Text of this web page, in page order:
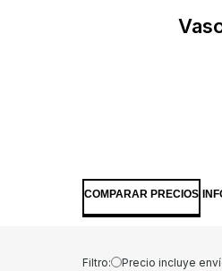
COMPARAR PRECIOS
Filtro: Precio incluye